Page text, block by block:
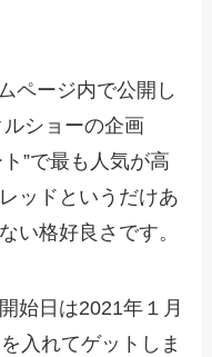
ページ内で公開し
ショーの企画
”で最も人気が高
ッドというだけあ
い格好良さです。
始日は2021年１月
入れてゲットしま